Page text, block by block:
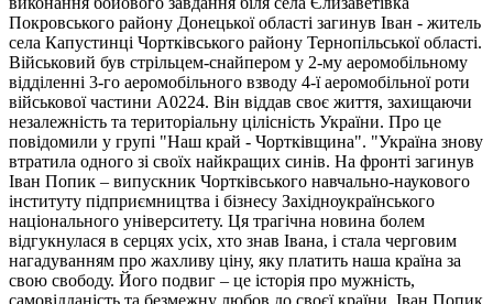
Покровського району Донецької області загинув Іван - житель
села Капустинці Чортківського району Тернопільської області.
Військовий був стрільцем-снайпером у 2-му аеромобільному
відділенні 3-го аеромобільного взводу 4-ї аеромобільної роти
військової частини А0224. Він віддав своє життя, захищаючи
незалежність та територіальну цілісність України. Про це
повідомили у групі "Наш край - Чортківщина". "Україна знову
втратила одного зі своїх найкращих синів. На фронті загинув
Іван Попик – випускник Чортківського навчально-наукового
інституту підприємництва і бізнесу Західноукраїнського
національного університету. Ця трагічна новина болем
відгукнулася в серцях усіх, хто знав Івана, і стала черговим
нагадуванням про жахливу ціну, яку платить наша країна за
свою свободу. Його подвиг – це історія про мужність,